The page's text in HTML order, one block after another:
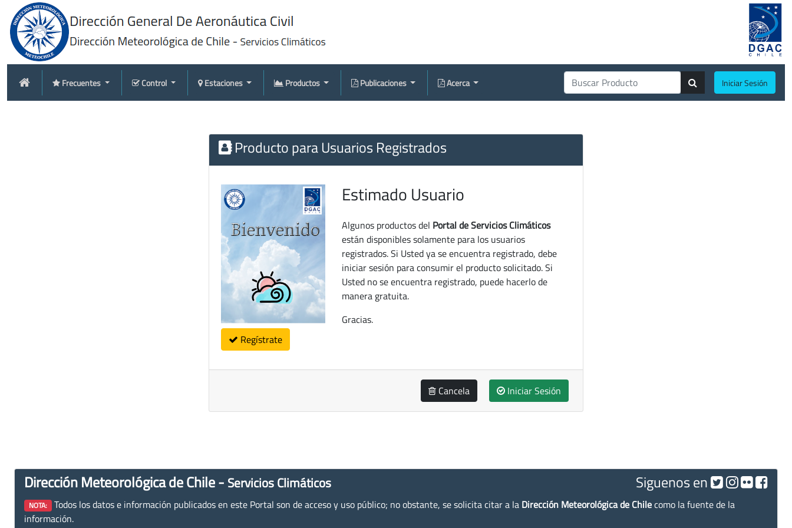
Frecuentes Control Estaciones Productos Publicaciones Acerca Iniciar Sesión
Producto para Usuarios Registrados
Regístrate
Estimado Usuario
Algunos productos del Portal de Servicios Climáticos
están disponibles solamente para los usuarios
registrados. Si Usted ya se encuentra registrado, debe
iniciar sesión para consumir el producto solicitado. Si
Usted no se encuentra registrado, puede hacerlo de
manera gratuita.
Gracias.
Cancela Iniciar Sesión
Dirección Meteorológica de Chile - Servicios Climáticos Siguenos en
NOTA: Todos los datos e información publicados en este Portal son de acceso y uso público; no obstante, se solicita citar a la Dirección Meteorológica de Chilecomo la fuente de la
información.